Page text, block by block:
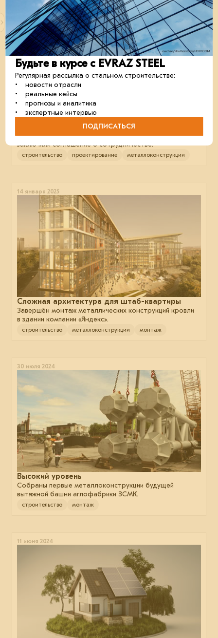
11 марта 2025
Стратегическое партнёрство
EVRAZ STEEL BUILDING и ЦНИИПСК им. Мельникова
заключили соглашение о сотрудничестве.
строительство проектирование металлоконструкции
14 января 2025
Сложная архитектура для штаб⁠-⁠квартиры
Завершён монтаж металлических конструкций кровли
в здании компании «Яндекс».
строительство металлоконструкции монтаж
30 июля 2024
Высокий уровень
Собраны первые металлоконструкции будущей
вытяжной башни аглофабрики ЗСМК.
строительство монтаж
11 июня 2024
Будьте в курсе с EVRAZ STEEL
Регулярная рассылка о стальном строительстве:
• новости отрасли
• реальные кейсы
• прогнозы и аналитика
• экспертные интервью
ПОДПИСАТЬСЯ